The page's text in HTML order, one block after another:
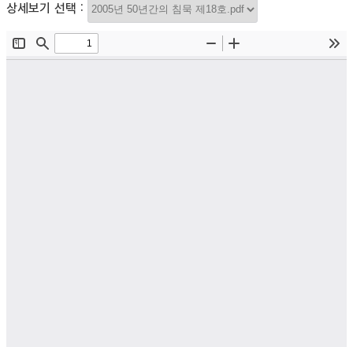
상세보기 선택 :